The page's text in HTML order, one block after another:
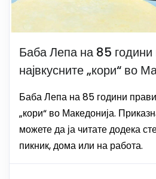
Баба Лепа на 85
највкусните „кори“ во
Баба Лепа на 85 години
„кори“ во Македонија.
можете да ја читате додека
пикник, дома или на работа.